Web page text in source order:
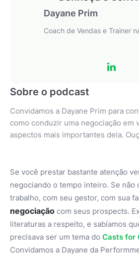
Se você prestar bastante atenção
negociando o tempo inteiro. Se não
trabalho, com seu gestor, com sua
negociação com seus prospects.
literaturas a respeito, e sabíamos
precisava ser um tema do Casts for
Convidamos a Dayane da
Dayane Prim
Coach de Vendas e Trainer
Sobre o podcast
Convidamos a Dayane Prim para
como conduzir uma negociação em
aspectos mais importantes dela.